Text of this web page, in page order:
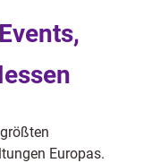
Europas.